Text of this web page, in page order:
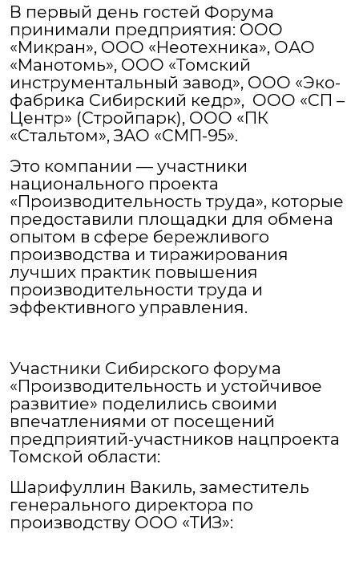
В первый день гостей Форума
принимали предприятия: ООО
«Микран», ООО «Неотехника», ОАО
«Манотомь», ООО «Томский
инструментальный завод», ООО «Эко-
фабрика Сибирский кедр», ООО «СП –
Центр» (Стройпарк), ООО «ПК
«Стальтом», ЗАО «СМП-95».
Это компании — участники
национального проекта
«Производительность труда», которые
предоставили площадки для обмена
опытом в сфере бережливого
производства и тиражирования
лучших практик повышения
производительности труда и
эффективного управления.
Участники Сибирского форума
«Производительность и устойчивое
развитие» поделились своими
впечатлениями от посещений
предприятий-участников нацпроекта
Томской области:
Шарифуллин Вакиль, заместитель
генерального директора по
производству ООО «ТИЗ»: